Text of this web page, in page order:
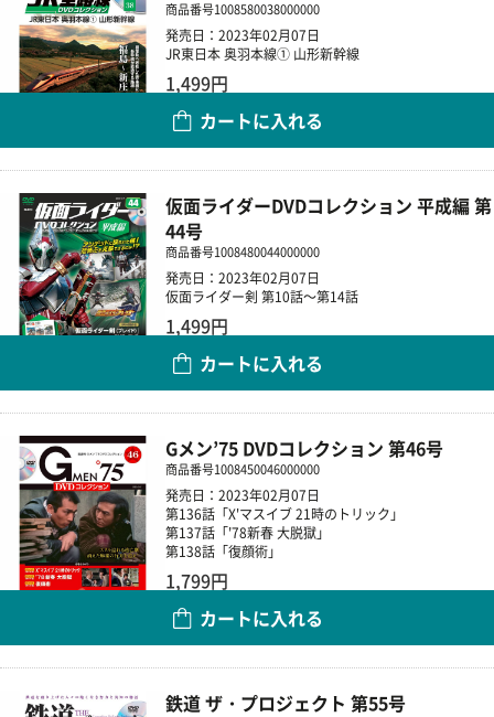
商品番号1008580038000000
発売日：2023年02月07日
JR東日本 奥羽本線① 山形新幹線
1,499円
カートに入れる
仮面ライダーDVDコレクション 平成編 第
44号
商品番号1008480044000000
発売日：2023年02月07日
仮面ライダー剣 第10話～第14話
1,499円
カートに入れる
Gメン’75 DVDコレクション 第46号
商品番号1008450046000000
発売日：2023年02月07日
第136話「X'マスイブ 21時のトリック」
第137話「'78新春 大脱獄」
第138話「復顔術」
1,799円
カートに入れる
鉄道 ザ・プロジェクト 第55号